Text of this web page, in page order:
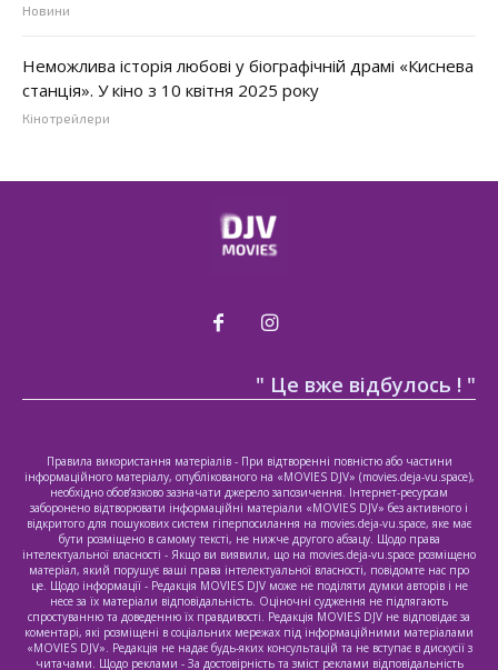
Новини
Неможлива історія любові у біографічній драмі «Киснева
станція». У кіно з 10 квітня 2025 року
Кінотрейлери
" Це вже відбулось ! "
Правила використання матеріалів - При відтворенні повністю або частини
інформаційного матеріалу, опублікованого на «MOVIES DJV» (movies.deja-vu.space),
необхідно обов’язково зазначати джерело запозичення. Інтернет-ресурсам
заборонено відтворювати інформаційні матеріали «MOVIES DJV» без активного і
відкритого для пошукових систем гіперпосилання на movies.deja-vu.space, яке має
бути розміщено в самому тексті, не нижче другого абзацу. Щодо права
інтелектуальної власності - Якщо ви виявили, що на movies.deja-vu.space розміщено
матеріал, який порушує ваші права інтелектуальної власності, повідомте нас про
це. Щодо інформації - Редакція MOVIES DJV може не поділяти думки авторів і не
несе за їх матеріали відповідальність. Оціночні судження не підлягають
спростуванню та доведенню їх правдивості. Редакція MOVIES DJV не відповідає за
коментарі, які розміщені в соціальних мережах під інформаційними матеріалами
«MOVIES DJV». Редакція не надає будь-яких консультацій та не вступає в дискусії з
читачами. Щодо реклами - За достовірність та зміст реклами відповідальність